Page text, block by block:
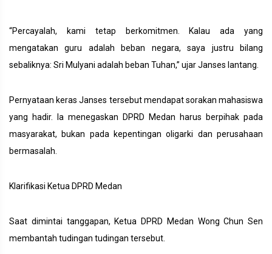
“Percayalah, kami tetap berkomitmen. Kalau ada yang
mengatakan guru adalah beban negara, saya justru bilang
sebaliknya: Sri Mulyani adalah beban Tuhan,” ujar Janses lantang.
Pernyataan keras Janses tersebut mendapat sorakan mahasiswa
yang hadir. Ia menegaskan DPRD Medan harus berpihak pada
masyarakat, bukan pada kepentingan oligarki dan perusahaan
bermasalah.
Klarifikasi Ketua DPRD Medan
Saat dimintai tanggapan, Ketua DPRD Medan Wong Chun Sen
membantah tudingan tudingan tersebut.